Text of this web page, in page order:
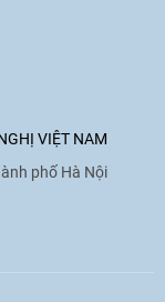
hàng đầu cho
Hoa Kỳ hỗ trợ
tính người mất
VIỆT NAM
phố Hà Nội